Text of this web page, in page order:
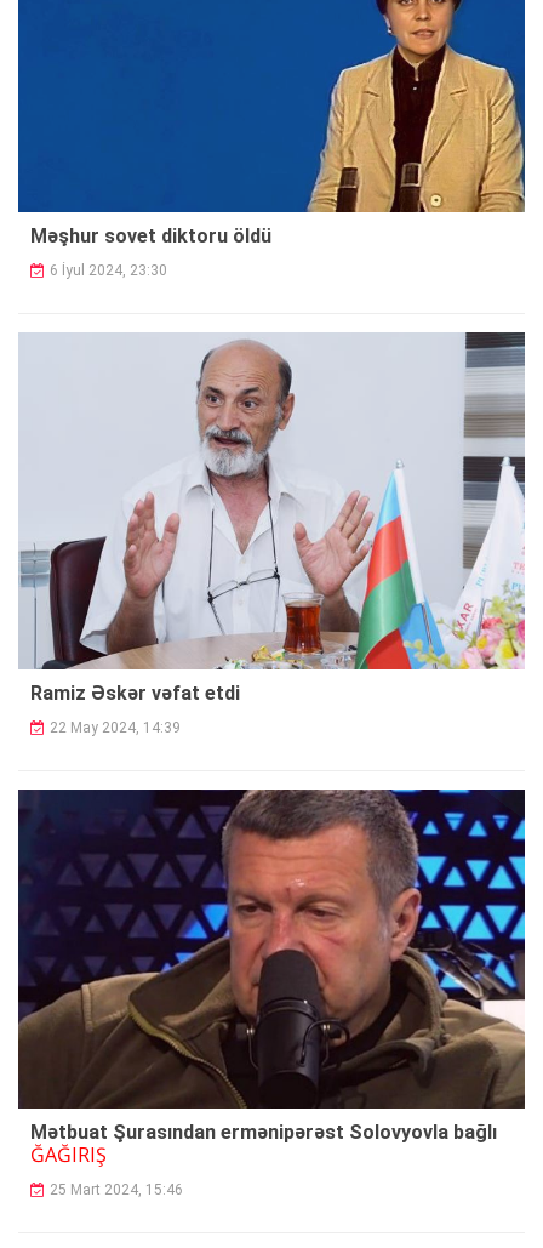
Məşhur sovet diktoru öldü
6 İyul 2024, 23:30
Ramiz Əskər vəfat etdi
22 May 2024, 14:39
Mətbuat Şurasından ermənipərəst Solovyovla bağlı
ĞAĞIRIŞ
25 Mart 2024, 15:46